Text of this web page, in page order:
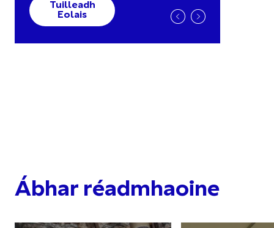
Tuilleadh
Eolais
Ábhar réadmhaoine